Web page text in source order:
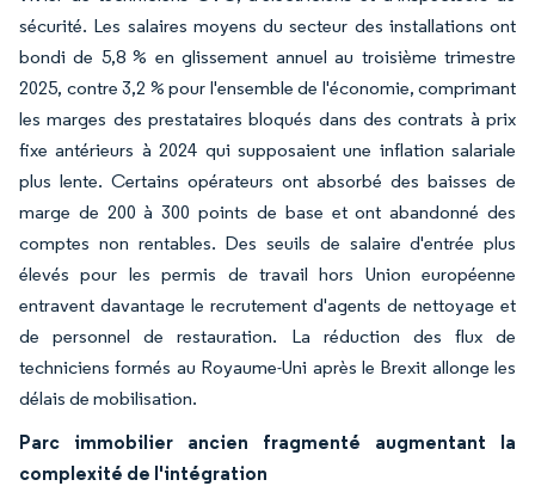
sécurité. Les salaires moyens du secteur des installations ont
bondi de 5,8 % en glissement annuel au troisième trimestre
2025, contre 3,2 % pour l'ensemble de l'économie, comprimant
les marges des prestataires bloqués dans des contrats à prix
fixe antérieurs à 2024 qui supposaient une inflation salariale
plus lente. Certains opérateurs ont absorbé des baisses de
marge de 200 à 300 points de base et ont abandonné des
comptes non rentables. Des seuils de salaire d'entrée plus
élevés pour les permis de travail hors Union européenne
entravent davantage le recrutement d'agents de nettoyage et
de personnel de restauration. La réduction des flux de
techniciens formés au Royaume-Uni après le Brexit allonge les
délais de mobilisation.
Parc immobilier ancien fragmenté augmentant la
complexité de l'intégration